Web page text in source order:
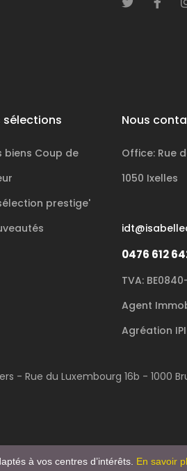
sélections
biens Coup de
prestige'
Nous
Office: Rue
1050 Ixelles
0476 612
TVA:
Agent
Agréation
- Rue du Luxembourg 16b - 1000
à vos centres d’intérêts. En savoir